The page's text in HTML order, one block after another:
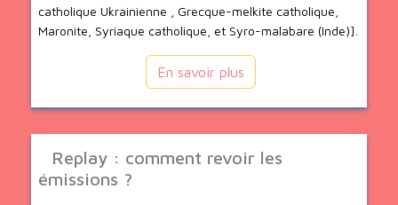
catholique Ukrainienne , Grecque-melkite catholique,
Maronite, Syriaque catholique, et Syro-malabare (Inde)].
En savoir plus
Replay : comment revoir les
émissions ?